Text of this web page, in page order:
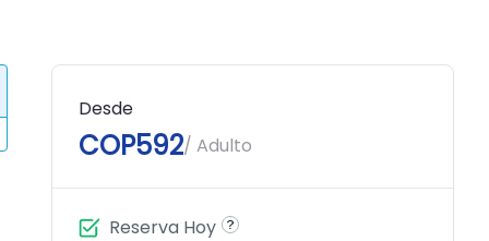
Desde
COP592/ Adulto
Reserva Hoy